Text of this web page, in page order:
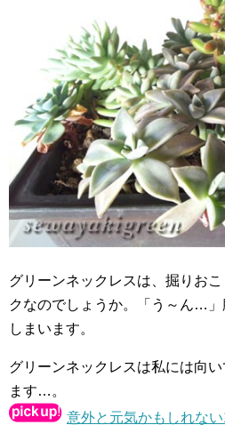
グリーンネックレスは、掘りお
クなのでしょうか。「う～ん…
しまいます。
グリーンネックレスは私には向
ます…。
意外と元気かもしれな